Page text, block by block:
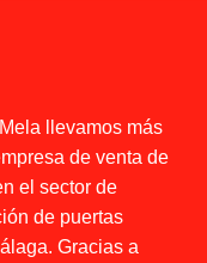
llevamos más
de venta de
el sector de
de puertas
Gracias a